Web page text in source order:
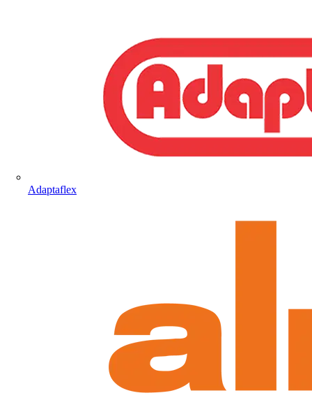
Adaptaflex